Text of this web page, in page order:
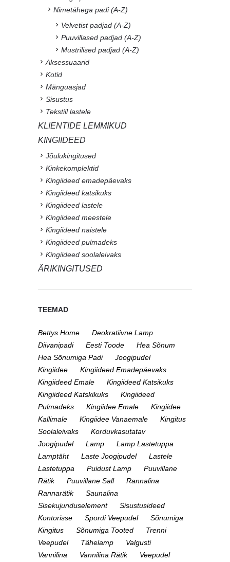
Nimetähega padi (A-Z)
Velvetist padjad (A-Z)
Puuvillased padjad (A-Z)
Mustrilised padjad (A-Z)
Aksessuaarid
Kotid
Mänguasjad
Sisustus
Tekstiil lastele
KLIENTIDE LEMMIKUD
KINGIIDEED
Jõulukingitused
Kinkekomplektid
Kingiideed emadepäevaks
Kingiideed katsikuks
Kingiideed lastele
Kingiideed meestele
Kingiideed naistele
Kingiideed pulmadeks
Kingiideed soolaleivaks
ÄRIKINGITUSED
TEEMAD
Bettys Home
Deokratiivne Lamp
Diivanipadi
Eesti Toode
Hea Sõnum
Hea Sõnumiga Padi
Joogipudel
Kingiidee
Kingiideed Emadepäevaks
Kingiideed Emale
Kingiideed Katsikuks
Kingiideed Katskikuks
Kingiideed
Pulmadeks
Kingiidee Emale
Kingiidee
Kallimale
Kingiidee Vanaemale
Kingitus
Soolaleivaks
Korduvkasutatav
Joogipudel
Lamp
Lamp Lastetuppa
Lamptäht
Laste Joogipudel
Lastele
Lastetuppa
Puidust Lamp
Puuvillane
Rätik
Puuvillane Sall
Rannalina
Rannarätik
Saunalina
Sisekujunduselement
Sisustusideed
Kontorisse
Spordi Veepudel
Sõnumiga
Kingitus
Sõnumiga Tooted
Trenni
Veepudel
Tähelamp
Valgusti
Vannilina
Vannilina Rätik
Veepudel